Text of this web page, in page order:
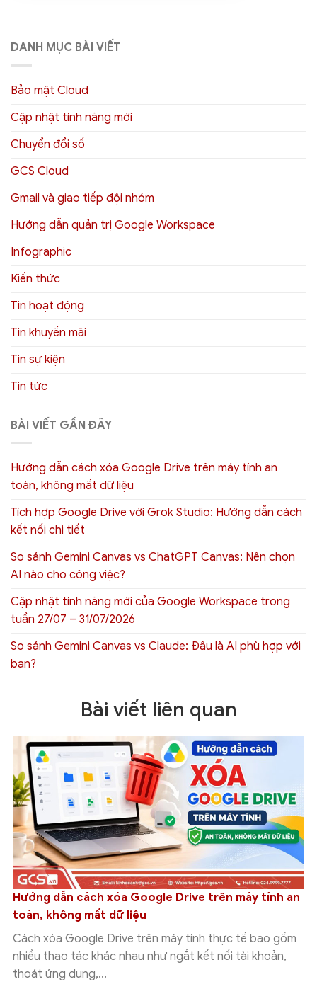
DANH MỤC BÀI VIẾT
Bảo mật Cloud
Cập nhật tính năng mới
Chuyển đổi số
GCS Cloud
Gmail và giao tiếp đội nhóm
Hướng dẫn quản trị Google Workspace
Infographic
Kiến thức
Tin hoạt động
Tin khuyến mãi
Tin sự kiện
Tin tức
BÀI VIẾT GẦN ĐÂY
Hướng dẫn cách xóa Google Drive trên máy tính an
toàn, không mất dữ liệu
Tích hợp Google Drive với Grok Studio: Hướng dẫn cách
kết nối chi tiết
So sánh Gemini Canvas vs ChatGPT Canvas: Nên chọn
AI nào cho công việc?
Cập nhật tính năng mới của Google Workspace trong
tuần 27/07 – 31/07/2026
So sánh Gemini Canvas vs Claude: Đâu là AI phù hợp với
bạn?
Bài viết liên quan
an
gồm
Tích hợp Google Drive với Grok Studio:
cách kết nối chi tiết
Tích hợp Google Drive với Grok Studio giúp
đưa tài liệu đang lưu trên Google Drive vào quy
làm việc với Grok...